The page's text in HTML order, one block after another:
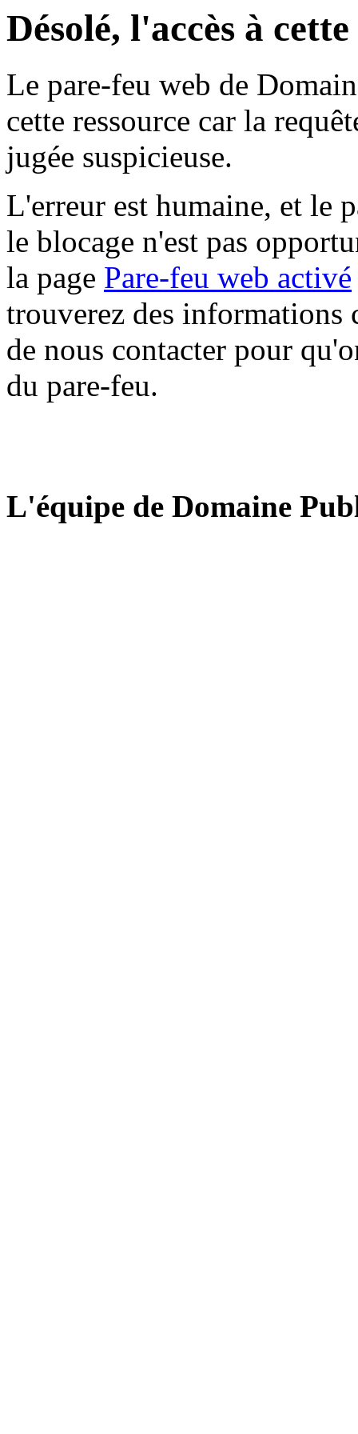
Désolé, l'accès à
Le pare-feu web de
cette ressource car la
jugée suspicieuse.
L'erreur est humaine, et le
le blocage n'est pas
la page Pare-feu web activé
trouverez des informations
de nous contacter pour
du pare-feu.
L'équipe de Domaine